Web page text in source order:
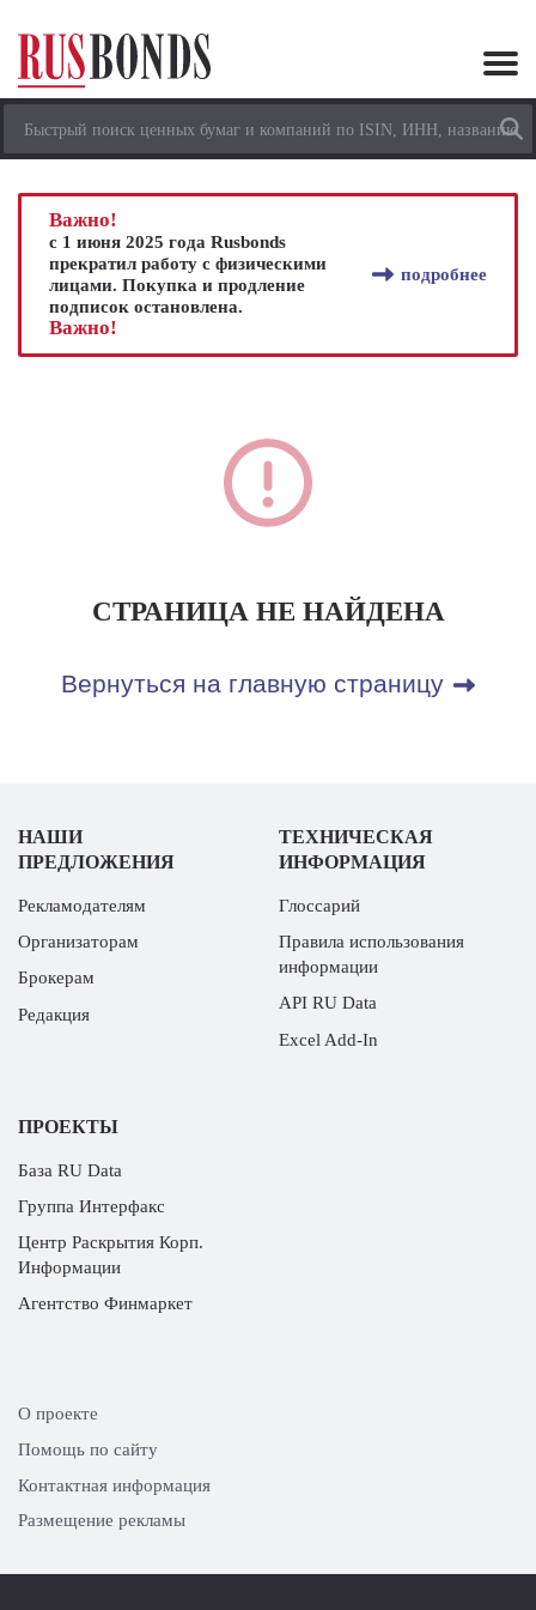
Важно!
с 1 июня 2025 года Rusbonds
прекратил работу с физическими
лицами. Покупка и продление
подписок остановлена.
подробнее
Важно!
СТРАНИЦА НЕ НАЙДЕНА
Вернуться на главную страницу
НАШИ
ПРЕДЛОЖЕНИЯ
Рекламодателям
Организаторам
Брокерам
Редакция
ТЕХНИЧЕСКАЯ
ИНФОРМАЦИЯ
Глоссарий
Правила использования
информации
API RU Data
Excel Add-In
ПРОЕКТЫ
База RU Data
Группа Интерфакс
Центр Раскрытия Корп.
Информации
Агентство Финмаркет
О проекте
Помощь по сайту
Контактная информация
Размещение рекламы